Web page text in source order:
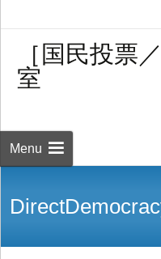
［国民投票
Menu